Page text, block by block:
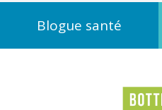
Blogue santé